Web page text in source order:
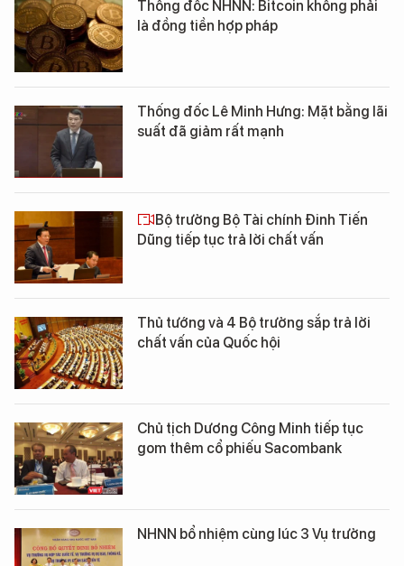
Thống đốc NHNN: Bitcoin không phải
là đồng tiền hợp pháp
Thống đốc Lê Minh Hưng: Mặt bằng lãi
suất đã giảm rất mạnh
Bộ trưởng Bộ Tài chính Đinh Tiến
Dũng tiếp tục trả lời chất vấn
Thủ tướng và 4 Bộ trưởng sắp trả lời
chất vấn của Quốc hội
Chủ tịch Dương Công Minh tiếp tục
gom thêm cổ phiếu Sacombank
NHNN bổ nhiệm cùng lúc 3 Vụ trưởng